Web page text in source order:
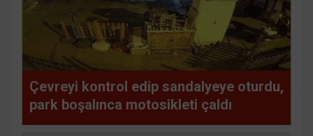
Çevreyi kontrol edip sandalyeye oturdu,
park boşalınca motosikleti çaldı